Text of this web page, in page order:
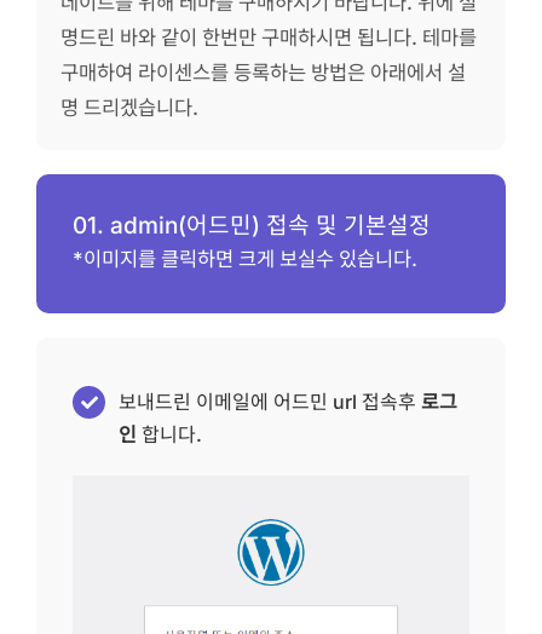
명드린 바와 같이 한번만 구매하시면 됩니다. 테마를
구매하여 라이센스를 등록하는 방법은 아래에서 설
명 드리겠습니다.
01. admin(어드민) 접속 및 기본설정
*이미지를 클릭하면 크게 보실수 있습니다.
보내드린 이메일에 어드민 url 접속후로그
인 합니다.